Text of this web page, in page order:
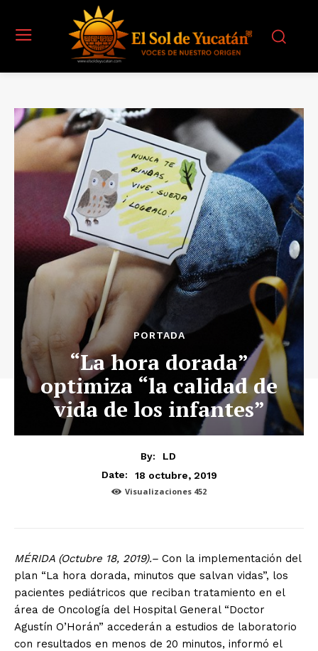
PORTADA
“La hora dorada”
optimiza “la calidad de
vida de los infantes”
By:
LD
Date:
18 octubre, 2019
Visualizaciones 452
MÉRIDA (Octubre 18, 2019).– Con la implementación del
plan “La hora dorada, minutos que salvan vidas”, los
pacientes pediátricos que reciban tratamiento en el
área de Oncología del Hospital General “Doctor
Agustín O’Horán” accederán a estudios de laboratorio
con resultados en menos de 20 minutos, informó el